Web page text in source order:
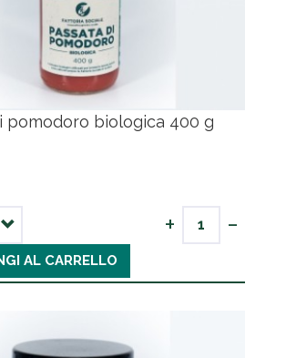
pomodoro biologica 400 g
+ -
AL CARRELLO